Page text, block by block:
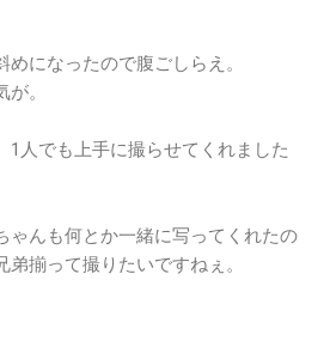
になったので腹ごしらえ。
。
1人でも上手に撮らせてくれました
ゃんも何とか一緒に写ってくれたの
揃って撮りたいですねぇ。